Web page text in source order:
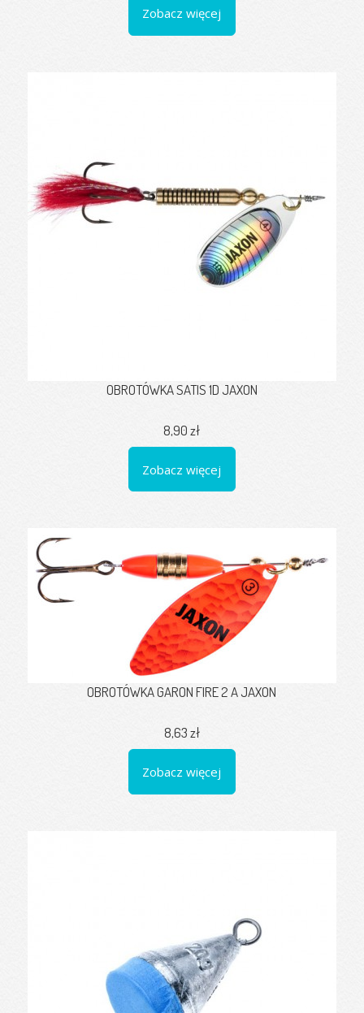
Zobacz więcej
OBROTÓWKA SATIS 1D JAXON
8,90 zł
Zobacz więcej
OBROTÓWKA GARON FIRE 2 A JAXON
8,63 zł
Zobacz więcej